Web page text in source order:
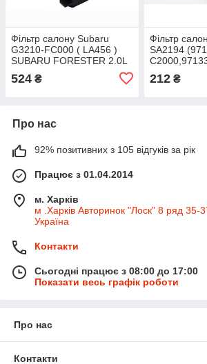
Фільтр салону Subaru
G3210-FC000 ( LA456 )
SUBARU FORESTER 2.0L
2002, IMPREZA 1.6L, 1.8L,
2.0L 1998
524 ₴
Фільтр
SA2194
97133-
16-, KIA
212₴
Про нас
92% позитивних з 105 відгуків за рік
Працює з 01.04.2014
м. Харків
м .Харків Авторинок "Лоск" 8 ряд 35-
Україна
Контакти
Сьогодні працює з 08:00 до 17:00
Показати весь графік роботи
Про нас
Контакти